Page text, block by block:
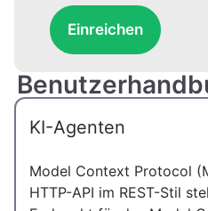
Einreichen
KI-Agenten
Model Context Protocol
HTTP-API im REST-Stil